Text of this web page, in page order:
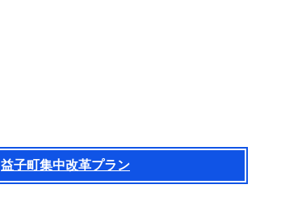
益子町集中改革プラン